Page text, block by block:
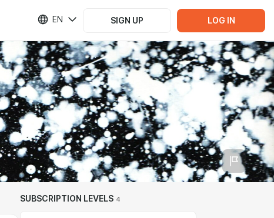
EN SIGN UP LOG IN
SUBSCRIPTION LEVELS 4